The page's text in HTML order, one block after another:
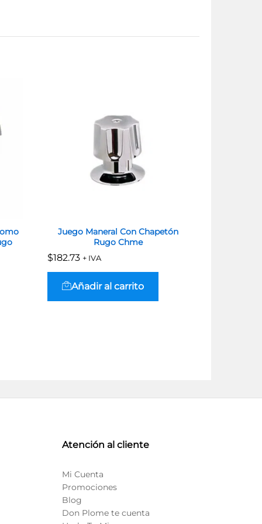
Juego Maneral Con Chapetón
Rugo Chme
$182.73 + IVA
$182.73
Añadir al carrito
Atención al cliente
Mi Cuenta
Promociones
Blog
Don Plome te cuenta